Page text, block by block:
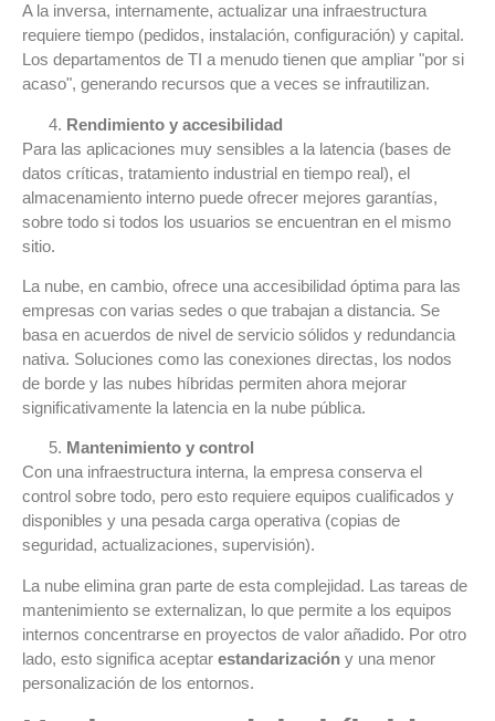
A la inversa, internamente, actualizar una infraestructura
requiere tiempo (pedidos, instalación, configuración) y capital.
Los departamentos de TI a menudo tienen que ampliar "por si
acaso", generando recursos que a veces se infrautilizan.
Rendimiento y accesibilidad
Para las aplicaciones muy sensibles a la latencia (bases de
datos críticas, tratamiento industrial en tiempo real), el
almacenamiento interno puede ofrecer mejores garantías,
sobre todo si todos los usuarios se encuentran en el mismo
sitio.
La nube, en cambio, ofrece una accesibilidad óptima para las
empresas con varias sedes o que trabajan a distancia. Se
basa en acuerdos de nivel de servicio sólidos y redundancia
nativa. Soluciones como las conexiones directas, los nodos
de borde y las nubes híbridas permiten ahora mejorar
significativamente la latencia en la nube pública.
Mantenimiento y control
Con una infraestructura interna, la empresa conserva el
control sobre todo, pero esto requiere equipos cualificados y
disponibles y una pesada carga operativa (copias de
seguridad, actualizaciones, supervisión).
La nube elimina gran parte de esta complejidad. Las tareas de
mantenimiento se externalizan, lo que permite a los equipos
internos concentrarse en proyectos de valor añadido. Por otro
lado, esto significa aceptar estandarización y una menor
personalización de los entornos.